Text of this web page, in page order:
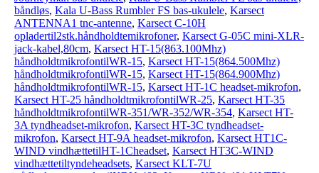
båndløs, Kala U-Bass Rumbler FS bas-ukulele, Karsect
ANTENNA1 tnc-antenne, Karsect C-10H
opladertil2stk.håndholdtemikrofoner, Karsect G-05C mini-XLR-
jack-kabel,80cm, Karsect HT-15(863.100Mhz)
håndholdtmikrofontilWR-15, Karsect HT-15(864.500Mhz)
håndholdtmikrofontilWR-15, Karsect HT-15(864.900Mhz)
håndholdtmikrofontilWR-15, Karsect HT-1C headset-mikrofon,
Karsect HT-25 håndholdtmikrofontilWR-25, Karsect HT-35
håndholdtmikrofontilWR-351/WR-352/WR-354, Karsect HT-
3A tyndheadset-mikrofon, Karsect HT-3C tyndheadset-
mikrofon, Karsect HT-9A headset-mikrofon, Karsect HT1C-
WIND vindhættetilHT-1Cheadset, Karsect HT3C-WIND
vindhættetiltyndeheadsets, Karsect KLT-7U